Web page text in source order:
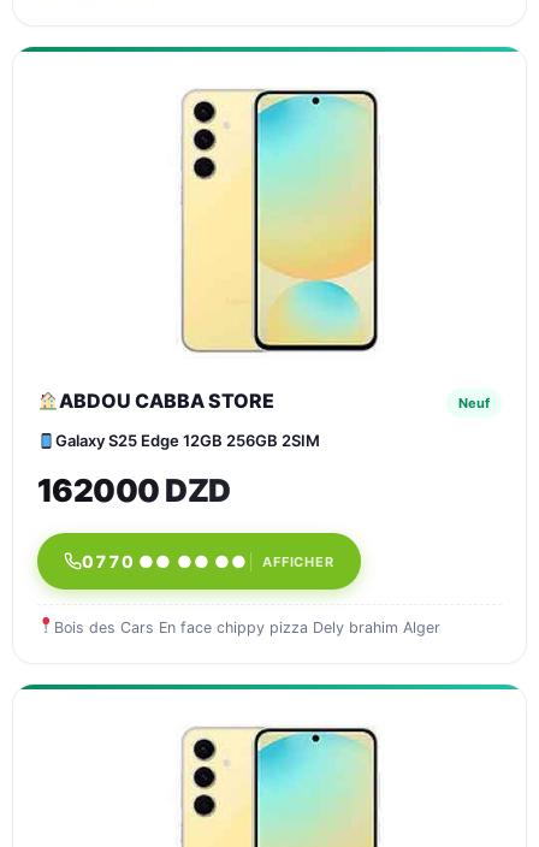
ABDOU CABBA STORE Neuf
Galaxy S25 Edge 12GB 256GB 2SIM
162000 DZD
0770 ●● ●● ●● AFFICHER
Bois des Cars En face chippy pizza Dely brahim Alger